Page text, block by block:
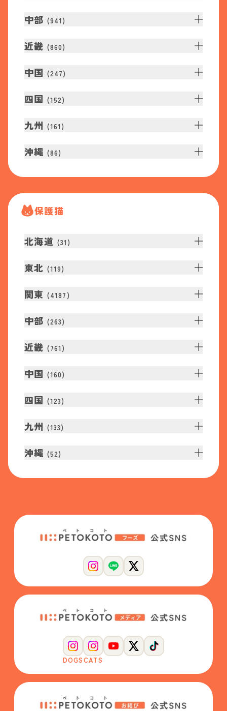
中部 (941 )
近畿 (860)
中国 (247)
四国 (152)
九州 (161 )
沖縄 (86)
保護猫
北海道 (31 )
東北 (119)
関東 (4187 )
中部 (263)
近畿 (761 )
中国 (160)
四国 (123)
九州 (133)
沖縄 (52)
DOGSCATS